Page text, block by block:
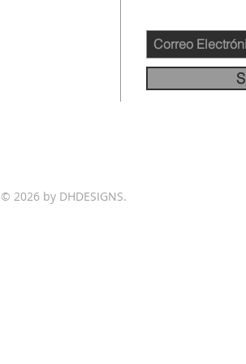
© 2026 by DHDESIGNS.